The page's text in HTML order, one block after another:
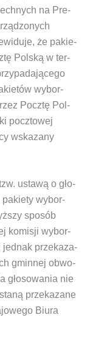
na Pre­
że pakie­
Pol­ską w ter­
wybor­
Pocz­tę Pol­
pocz­to­wej
wska­za­ny
usta­wą o gło­
pakie­ty wybor­
spo­sób
komi­sji wybor­
jed­nak prze­ka­za­
gmin­nej obwo­
gło­so­wa­nia nie
prze­ka­za­ne
Biu­ra